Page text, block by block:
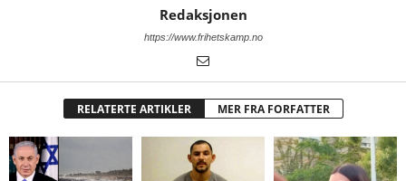
Redaksjonen
https://www.frihetskamp.no
RELATERTE ARTIKLER MER FRA FORFATTER